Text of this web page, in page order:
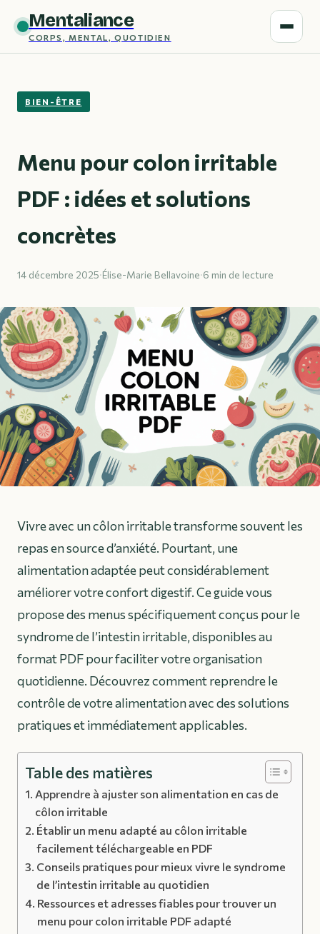
Mentaliance
CORPS, MENTAL, QUOTIDIEN
BIEN-ÊTRE
Menu pour colon irritable
PDF : idées et solutions
concrètes
14 décembre 2025·Élise-Marie Bellavoine·6 min de lecture
Vivre avec un côlon irritable transforme souvent les
repas en source d’anxiété. Pourtant, une
alimentation adaptée peut considérablement
améliorer votre confort digestif. Ce guide vous
propose des menus spécifiquement conçus pour le
syndrome de l’intestin irritable, disponibles au
format PDF pour faciliter votre organisation
quotidienne. Découvrez comment reprendre le
contrôle de votre alimentation avec des solutions
pratiques et immédiatement applicables.
Table des matières
Apprendre à ajuster son alimentation en cas de
côlon irritable
Établir un menu adapté au côlon irritable
facilement téléchargeable en PDF
Conseils pratiques pour mieux vivre le syndrome
de l’intestin irritable au quotidien
Ressources et adresses fiables pour trouver un
menu pour colon irritable PDF adapté